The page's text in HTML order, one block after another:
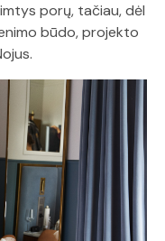
porų, tačiau, dėl
būdo, projekto